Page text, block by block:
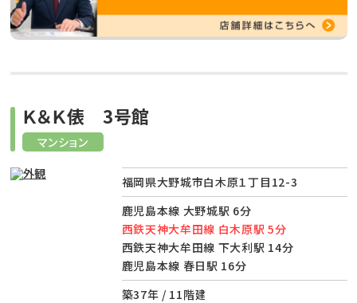
マンション
Ｋ＆Ｋ俵 3号館
福岡県大野城市白木原１丁目12-3
鹿児島本線 大野城駅 6分
西鉄天神大牟田線 白木原駅 5分
西鉄天神大牟田線 下大利駅 14分
鹿児島本線 春日駅 16分
築37年 / 11階建